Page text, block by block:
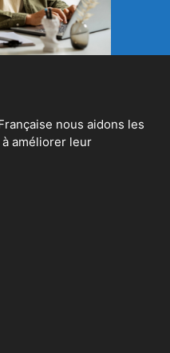
nous aidons les
améliorer leur